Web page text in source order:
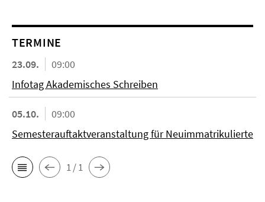
TERMINE
23.09.
09:00
Infotag Akademisches Schreiben
05.10.
09:00
Semesterauftaktveranstaltung für Neuimmatrikulierte
1 / 1